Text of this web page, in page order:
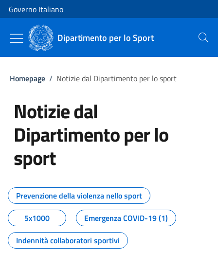
Vai al contenuto
Vai alla navigazione del sito
Governo Italiano
Dipartimento per lo Sport Cerca
Homepage / Notizie dal Dipartimento per lo sport
Notizie dal
Dipartimento per lo
sport
Tutti i contenuti della pagina
Prevenzione della violenza nello sport
5x1000
Emergenza COVID-19 (1)
Indennità collaboratori sportivi